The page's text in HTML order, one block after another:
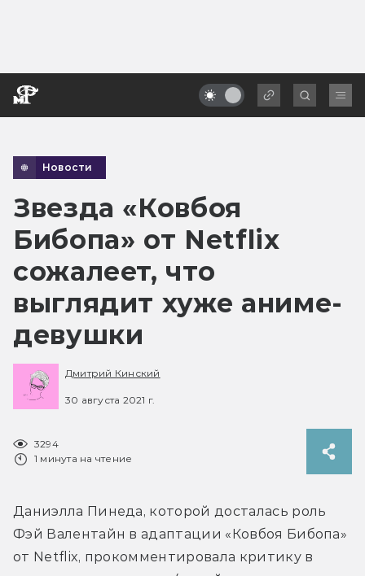
Новости
Звезда «Ковбоя
Бибопа» от Netflix
сожалеет, что
выглядит хуже аниме-
девушки
Дмитрий Кинский
30 августа 2021 г.
3294
1 минута на чтение
Даниэлла Пинеда, которой досталась роль
Фэй Валентайн в адаптации «Ковбоя Бибопа»
от Netflix, прокомментировала критику в